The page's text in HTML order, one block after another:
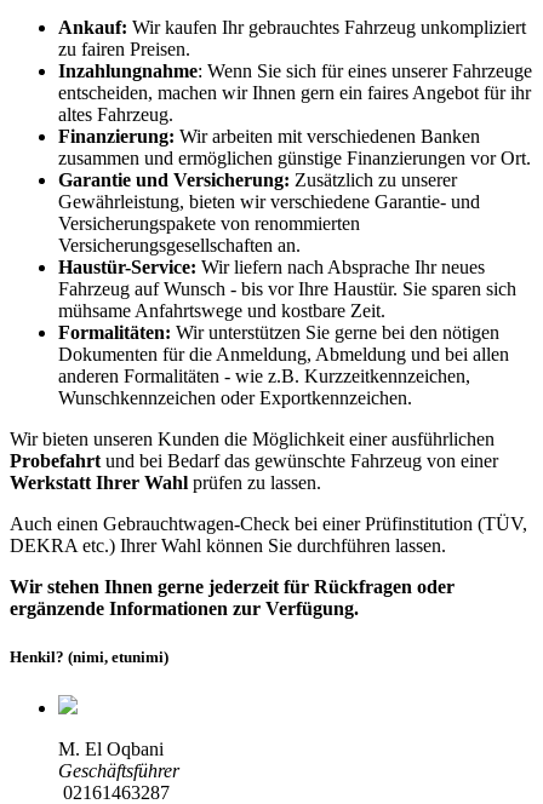
Ankauf: Wir kaufen Ihr gebrauchtes Fahrzeug unkompliziert
zu fairen Preisen.
Inzahlungnahme: Wenn Sie sich für eines unserer Fahrzeuge
entscheiden, machen wir Ihnen gern ein faires Angebot für ihr
altes Fahrzeug.
Finanzierung: Wir arbeiten mit verschiedenen Banken
zusammen und ermöglichen günstige Finanzierungen vor Ort.
Garantie und Versicherung: Zusätzlich zu unserer
Gewährleistung, bieten wir verschiedene Garantie- und
Versicherungspakete von renommierten
Versicherungsgesellschaften an.
Haustür-Service: Wir liefern nach Absprache Ihr neues
Fahrzeug auf Wunsch - bis vor Ihre Haustür. Sie sparen sich
mühsame Anfahrtswege und kostbare Zeit.
Formalitäten: Wir unterstützen Sie gerne bei den nötigen
Dokumenten für die Anmeldung, Abmeldung und bei allen
anderen Formalitäten - wie z.B. Kurzzeitkennzeichen,
Wunschkennzeichen oder Exportkennzeichen.
Wir bieten unseren Kunden die Möglichkeit einer ausführlichen
Probefahrt und bei Bedarf das gewünschte Fahrzeug von einer
Werkstatt Ihrer Wahl prüfen zu lassen.
Auch einen Gebrauchtwagen-Check bei einer Prüfinstitution (TÜV,
DEKRA etc.) Ihrer Wahl können Sie durchführen lassen.
Wir stehen Ihnen gerne jederzeit für Rückfragen oder
ergänzende Informationen zur Verfügung.
Henkil? (nimi, etunimi)
M. El Oqbani
Geschäftsführer
02161463287